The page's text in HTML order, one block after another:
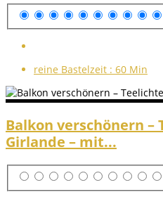
reine Bastelzeit : 60 Min
Balkon verschönern –
Girlande – mit...